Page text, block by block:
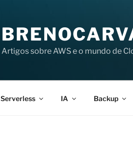
Artigos sobre AWS e o mundo de
Serverless IA Backup